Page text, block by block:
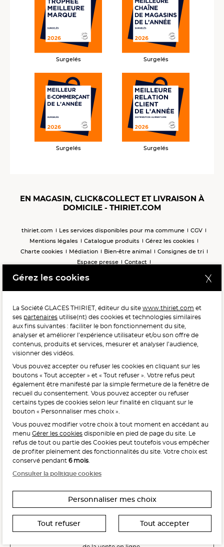
Surgelés Surgelés
Surgelés Surgelés
EN MAGASIN, CLICK&COLLECT ET LIVRAISON À
DOMICILE - THIRIET.COM
thiriet.com Les services disponibles pour ma commune
CGV
Mentions légales
Catalogue produits
Gérez les cookies
Charte cookies
Médiation Bien-être animal
Consignes de tri
Espace presse
Contact
Accessibilité : non conforme (audit en cours)
Fiche produit relative aux qualités ou caractéristiques
*Depuis la France : prix d’un appel local - Depuis la Belgique et le Luxembourg (préfixe 00 33) : tarifs selon
opérateurs.
Meilleure marque : catégorie surgelés. Etude réalisée en France par Qualimétrie pour Gabaon du 28 octobre 2025
au 02 février 2026 auprès de 122 503 consommateurs.
Meilleure chaîne de magasins, Meilleur e-commerçant, Meilleure relation clients : catégorie surgelés. Étude
réalisée en France par Qualimétrie pour Gabaon du 27 Mars au 07 Juillet 2025 sur 1 246 417 votes.
POUR VOTRE SANTÉ, MANGEZ AU MOINS CINQ FRUITS ET
LÉGUMES PAR JOUR.WWW.MANGERBOUGER.FR
L'abus d'alcool est dangereux pour la santé, à consommer
avec modération.
Interdiction de vente de boissons alcooliques
aux mineurs de moins de 18 ans
Gérez les cookies
La Société GLACES THIRIET, éditeur du site www.thiriet.com et
ses partenaires utilise(nt) des cookies et technologies similaires
aux fins suivantes : faciliter le bon fonctionnement du site,
analyser et améliorer l’expérience utilisateur et/ou son offre de
contenus, produits et services, mesurer et analyser l’audience,
visionner des vidéos.
Vous pouvez accepter ou refuser les cookies en cliquant sur les
boutons « Tout accepter » et « Tout refuser ». Votre refus peut
également être manifesté par la simple fermeture de la fenêtre de
recueil du consentement. Vous pouvez accepter ou refuser
certains types de cookies selon leur finalité en cliquant sur le
bouton « Personnaliser mes choix ».
Vous pouvez modifier votre choix à tout moment en accédant au
menu Gérer les cookies disponible en pied de page du site. Le
refus de tout ou partie des Cookies peut toutefois vous empêcher
de profiter pleinement des fonctionnalités du site. Votre choix est
conservé pendant 6 mois.
Consulter la politique cookies
Personnaliser mes choix
Tout refuser Tout accepter